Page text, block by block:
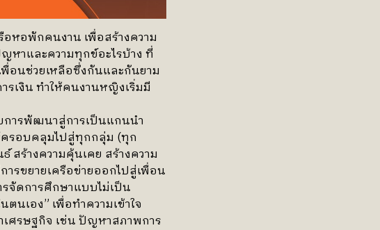
หอพักคนงาน เพื่อสร้างความ
หาและความทุกข์อะไรบ้าง ที่
พื่อนช่วยเหลือซึ่งกันและกันยาม
เงิน ทำให้คนงานหญิงเริ่มมี
การพัฒนาสู่การเป็นแกนนำ
ครอบคลุมไปสู่ทุกกลุ่ม (ทุก
สร้างความคุ้นเคย สร้างความ
รขยายเครือข่ายออกไปสู่เพื่อน
จัดการศึกษาแบบไม่เป็น
นเอง” เพื่อทำความเข้าใจ
ศรษฐกิจ เช่น ปัญหาสภาพการ